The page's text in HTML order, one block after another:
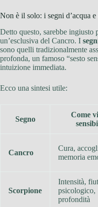
Non è il solo: i segni d’acqua e
Detto questo, sarebbe ingiusto
un’esclusiva del Cancro. I
sono quelli tradizionalmente
profonda, un famoso “sesto
intuizione immediata.
Ecco una sintesi utile:
Segno
Come
Cancro
Cura,
memoria
Scorpione
Intensità,
psicologico,
profondità